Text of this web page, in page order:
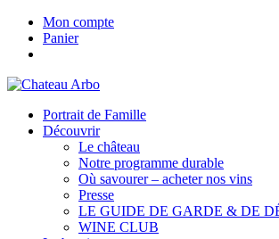
Mon compte
Panier
Portrait de Famille
Découvrir
Le château
Notre programme durable
Où savourer – acheter nos vins
Presse
LE GUIDE DE GARDE & DE
WINE CLUB